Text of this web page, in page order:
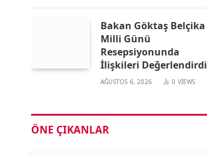
Bakan Göktaş Belçika
Milli Günü
Resepsiyonunda
İlişkileri Değerlendirdi
AĞUSTOS 6, 2026 0 VIEWS
ÖNE ÇIKANLAR